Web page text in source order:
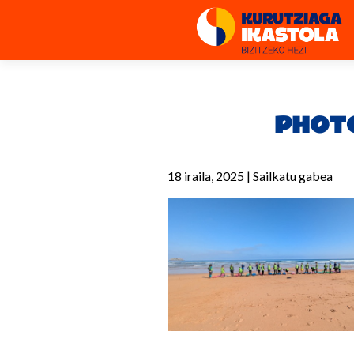
18 iraila, 2025 | Sailkatu gabea